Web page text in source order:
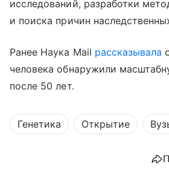
исследований, разработки
и поиска причин
Ранее Наука Mail рассказывала
человека обнаружили
после 50 лет.
Генетика Открытие